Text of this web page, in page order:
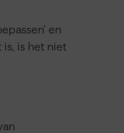
en
is het niet